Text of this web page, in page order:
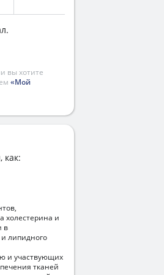
вы хотите
«Мой
как:
холестерина и
в
липидного
и участвующих
тканей